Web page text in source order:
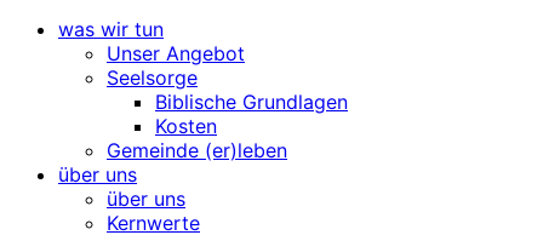
was wir tun
Unser Angebot
Seelsorge
Biblische Grundlagen
Kosten
Gemeinde (er)leben
über uns
über uns
Kernwerte